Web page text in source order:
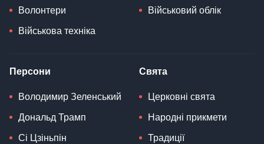
Волонтери
Військова техніка
Військовий облік
Персони
Володимир Зеленський
Дональд Трамп
Сі Цзіньпін
Свята
Церковні свята
Народні прикмети
Традиції